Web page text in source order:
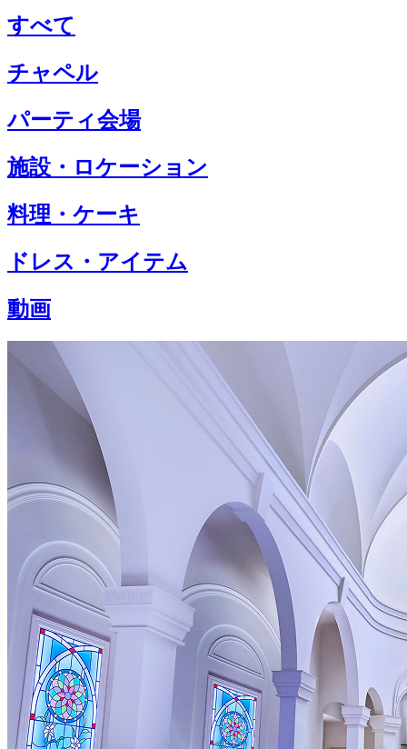
すべて
チャペル
パーティ会場
施設・ロケーション
料理・ケーキ
ドレス・アイテム
動画